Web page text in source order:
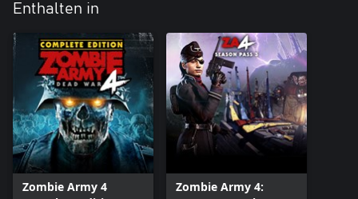
Enthalten in
Zombie Army 4
Zombie Army 4: